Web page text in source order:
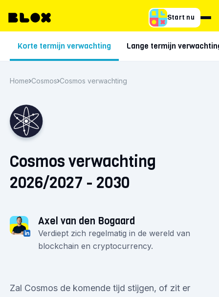
Start nu
Korte termijn verwachting Lange termijn
Home Cosmos Cosmos verwachting
Cosmos verwachting
2026/2027 - 2030
Axel van den Bogaard
Verdiept zich regelmatig in de wereld van
blockchain en cryptocurrency.
Zal Cosmos de komende tijd stijgen, of zit er